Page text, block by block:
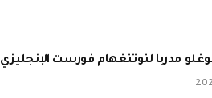
مدربا لنوتنغهام فورست الإنجليزي